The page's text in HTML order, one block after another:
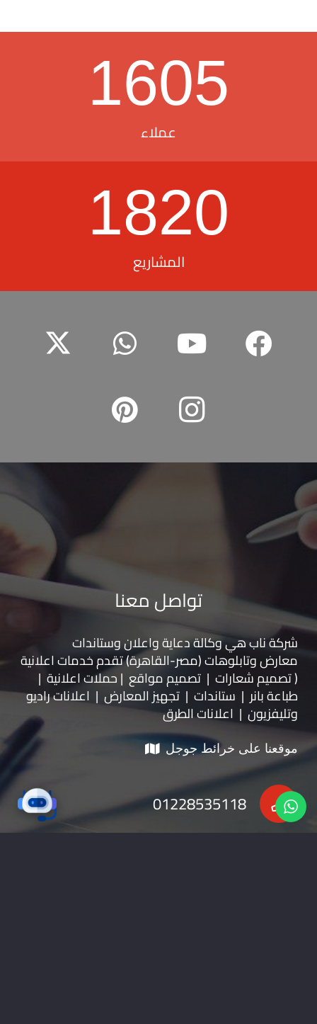
1605
عملاء
1820
المشاريع
تواصل معنا
شركة ناب هي وكالة دعاية واعلان وستاندات
معارضوتابلوهات(مصر-القاهرة) تقدم خدمات اعلانية
( تصميم شعارات | تصميم مواقع | حملات اعلانية |
طباعة بانر | ستاندات | تجهيز المعارض | اعلانات راديو
وتليفزيون | اعلانات الطرق
موقعنا على خرائط جوجل
01228535118